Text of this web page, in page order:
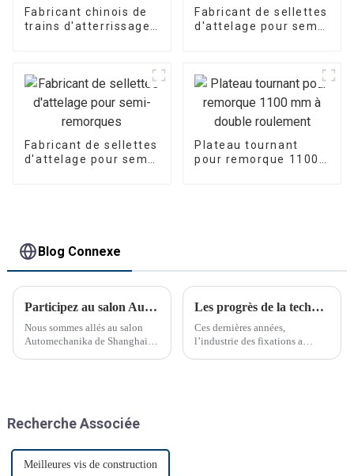
Fabricant chinois de
trains d'atterrissage
Fabricant de sellettes
d'attelage pour semi-
Fabricant de sellettes
d'attelage pour semi-
Plateau tournant
pour remorque 1100
Blog Connexe
Participez au salon Automechanika de Shanghai
Nous sommes allés au salon
Automechanika de Shanghai
donc annoncé leur venue. Le
monde…
Les progrès de la technologie de fixation transforment les industries
Ces dernières années,
l’industrie des fixations a
Recherche Associée
Meilleures vis de construction